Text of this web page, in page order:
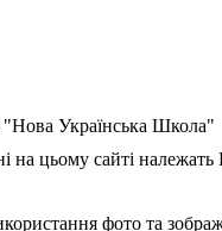
"Нова Українська Школа"
цьому сайті належать
фото та